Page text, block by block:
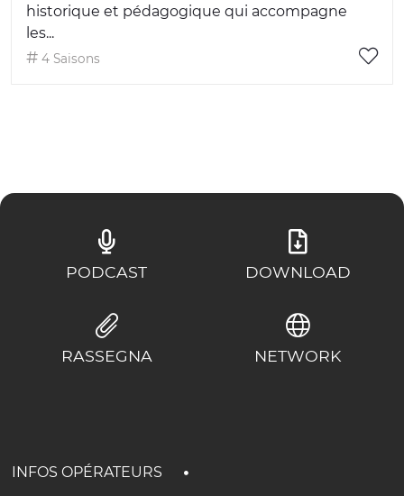
historique et pédagogique qui accompagne
les...
4 Saisons
PODCAST DOWNLOAD
RASSEGNA NETWORK
INFOS OPÉRATEURS